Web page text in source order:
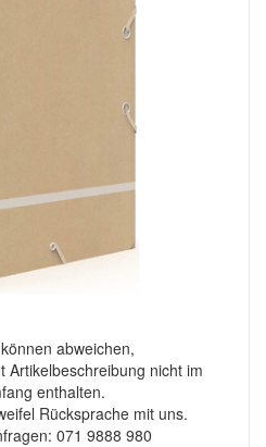
abweichen,
Artikelbeschreibung nicht im
enthalten.
Rücksprache mit uns.
071 9888 980